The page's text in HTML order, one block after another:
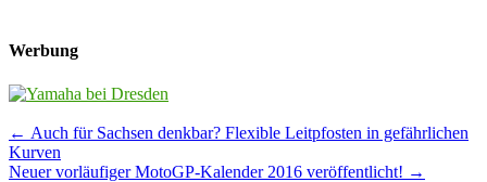
Werbung
Post
navigation
← Auch für Sachsen denkbar? Flexible Leitpfosten in gefährlichen
Kurven
Neuer vorläufiger MotoGP-Kalender 2016 veröffentlicht! →